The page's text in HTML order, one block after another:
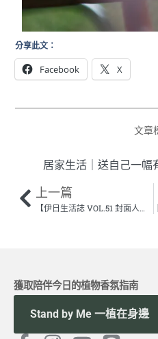
迷人「玫
瑰」時刻
優雅展現自我
分享此文：
Facebook X
文章
居家生活 送自己一幅
上一篇
【伊日生活誌 VOL.51 封面人物】從眼睛蛹化的美麗蝴蝶｜專訪 台灣藝術家 王冠蓁
獲取陪伴今日的植物香氛指南
Stand by Me 一植在身邊